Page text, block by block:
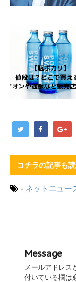
コチラの記事も
- ネットニュー
Message
メールアドレス
付いている欄は